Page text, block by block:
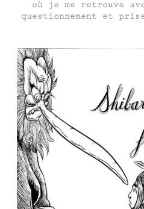
où je me retrouve
questionnement et